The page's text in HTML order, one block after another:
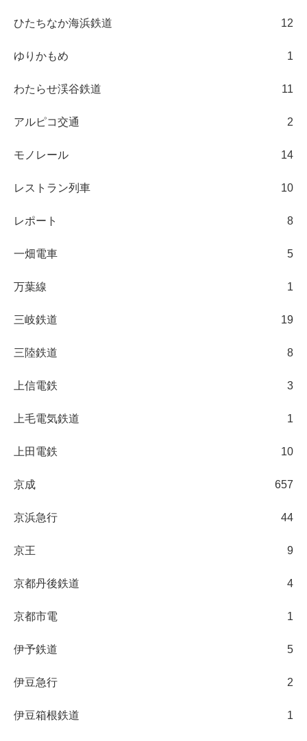
ひたちなか海浜鉄道 12
ゆりかもめ 1
わたらせ渓谷鉄道 11
アルピコ交通 2
モノレール 14
レストラン列車 10
レポート 8
一畑電車 5
万葉線 1
三岐鉄道 19
三陸鉄道 8
上信電鉄 3
上毛電気鉄道 1
上田電鉄 10
京成 657
京浜急行 44
京王 9
京都丹後鉄道 4
京都市電 1
伊予鉄道 5
伊豆急行 2
伊豆箱根鉄道 1